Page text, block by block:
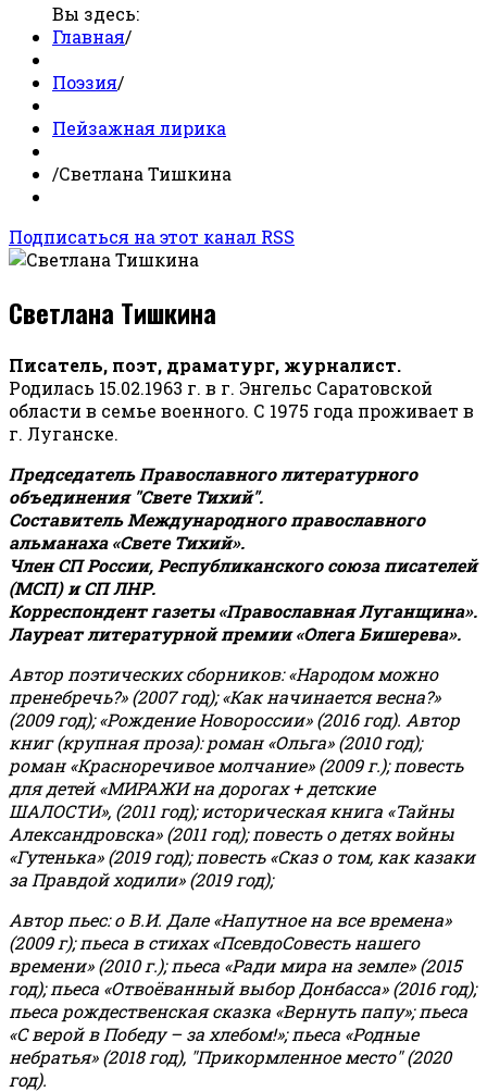
Вы здесь:
Главная/
Поэзия/
Пейзажная лирика
/Светлана Тишкина
Подписаться на этот канал RSS
Светлана Тишкина
Писатель, поэт, драматург, журналист.
Родилась 15.02.1963 г. в г. Энгельс Саратовской
области в семье военного. С 1975 года проживает в
г. Луганске.
Председатель Православного литературного
объединения "Свете Тихий".
Составитель Международного православного
альманаха «Свете Тихий».
Член СП России, Республиканского союза писателей
(МСП) и СП ЛНР.
Корреспондент газеты «Православная Луганщина».
Лауреат литературной премии «Олега Бишерева».
Автор поэтических сборников: «Народом можно
пренебречь?» (2007 год); «Как начинается весна?»
(2009 год); «Рождение Новороссии» (2016 год). Автор
книг (крупная проза): роман «Ольга» (2010 год);
роман «Красноречивое молчание» (2009 г.); повесть
для детей «МИРАЖИ на дорогах + детские
ШАЛОСТИ», (2011 год); историческая книга «Тайны
Александровска» (2011 год); повесть о детях войны
«Гутенька» (2019 год); повесть «Сказ о том, как казаки
за Правдой ходили» (2019 год);
Автор пьес: о В.И. Дале «Напутное на все времена»
(2009 г); пьеса в стихах «ПсевдоСовесть нашего
времени» (2010 г.); пьеса «Ради мира на земле» (2015
год); пьеса «Отвоёванный выбор Донбасса» (2016 год);
пьеса рождественская сказка «Вернуть папу»; пьеса
«С верой в Победу – за хлебом!»;пьеса «Родные
небратья» (2018 год), "Прикормленное место" (2020
год).